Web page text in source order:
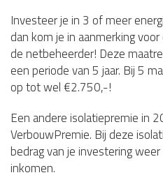
Investeer je in 3 of meer
dan kom je in aanmerking
de netbeheerder! Deze
een periode van 5 jaar. Bij 5
op tot wel €2.750,-!
Een andere isolatiepremie in
VerbouwPremie. Bij deze
bedrag van je investering
inkomen.